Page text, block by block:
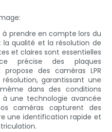
à prendre en compte lors du
la qualité et la résolution de
et claires sont essentielles
précise des plaques
propose des caméras LPR
garantissant une
dans des conditions
une technologie avancée
caméras capturent des
une identification rapide et